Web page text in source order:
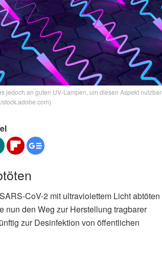
jedoch an guten UV-Lampen, um diesen Aspekt nutzbar
CoV-2 mit ultraviolettem Licht abtöten
nun den Weg zur Herstellung tragbarer
zur Desinfektion von öffentlichen